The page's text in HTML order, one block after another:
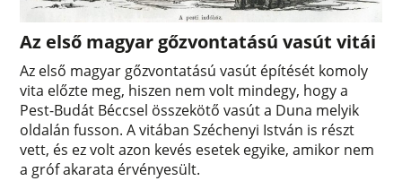
Az első magyar gőzvontatású vasút vitái
Az első magyar gőzvontatású vasút építését komoly
vita előzte meg, hiszen nem volt mindegy, hogy a
Pest-Budát Béccsel összekötő vasút a Duna melyik
oldalán fusson. A vitában Széchenyi István is részt
vett, és ez volt azon kevés esetek egyike, amikor nem
a gróf akarata érvényesült.